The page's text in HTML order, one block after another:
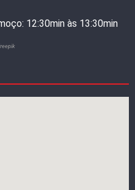
12:30min às 13:30min